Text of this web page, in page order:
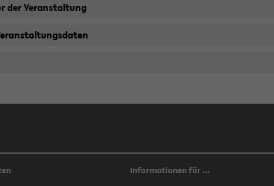
der Veranstaltung
Informationen für ...